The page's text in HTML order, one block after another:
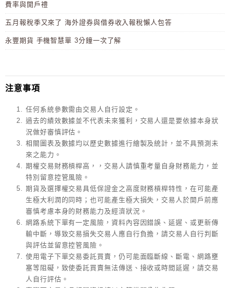
費率與開戶禮
五月報稅季又來了 海外證券與借券收入報稅懶人包答
永豐期貨 手機智慧單 3分鐘一次了解
注意事項
任何系統參數需由交易人自行設定。
過去的績效數據並不代表未來獲利，交易人還是要依據本身狀
況做好審慎評估。
相關圖表及數據均以歷史數據進行繪製及統計，並不具預測未
來之能力。
期權交易財務槓桿高，，交易人請慎重考量自身財務能力，並
特別留意控管風險。
期貨及選擇權交易具低保證金之高度財務槓桿特性，在可能產
生極大利潤的同時；也可能產生極大損失，交易人於開戶前應
審慎考慮本身的財務能力及經濟狀況。
網路系統下單有一定風險，資料內容因錯誤、延遲、或更新傳
輸中斷，導致交易損失交易人應自行負擔，請交易人自行判斷
與評估並留意控管風險。
使用電子下單交易委託買賣，仍可能面臨斷線、斷電、網路壅
塞等阻礙，致使委託買賣無法傳送、接收或時間延遲，請交易
人自行評估。